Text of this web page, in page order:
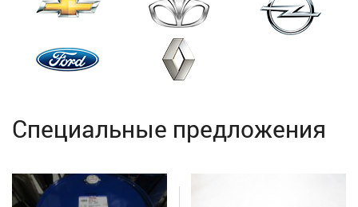
Специальные предложения